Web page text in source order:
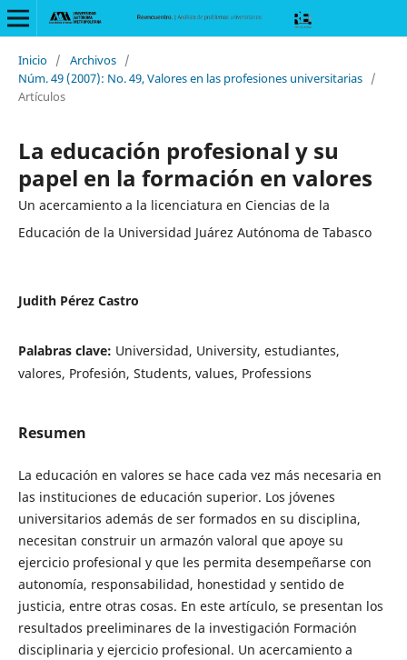
Inicio / Archivos /
Núm. 49 (2007): No. 49, Valores en las profesiones universitarias /
Artículos
La educación profesional y su
papel en la formación en valores
Un acercamiento a la licenciatura en Ciencias de la
Educación de la Universidad Juárez Autónoma de Tabasco
Judith Pérez Castro
Palabras clave: Universidad, University, estudiantes,
valores, Profesión, Students, values, Professions
Resumen
La educación en valores se hace cada vez más necesaria en
las instituciones de educación superior. Los jóvenes
universitarios además de ser formados en su disciplina,
necesitan construir un armazón valoral que apoye su
ejercicio profesional y que les permita desempeñarse con
autonomía, responsabilidad, honestidad y sentido de
justicia, entre otras cosas. En este artículo, se presentan los
resultados preeliminares de la investigación Formación
disciplinaria y ejercicio profesional. Un acercamiento a